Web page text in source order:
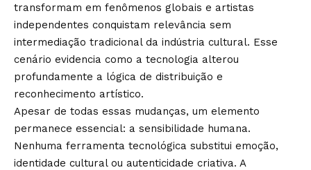
transformam em fenômenos globais e artistas
independentes conquistam relevância sem
intermediação tradicional da indústria cultural. Esse
cenário evidencia como a tecnologia alterou
profundamente a lógica de distribuição e
reconhecimento artístico.
Apesar de todas essas mudanças, um elemento
permanece essencial: a sensibilidade humana.
Nenhuma ferramenta tecnológica substitui emoção,
identidade cultural ou autenticidade criativa. A